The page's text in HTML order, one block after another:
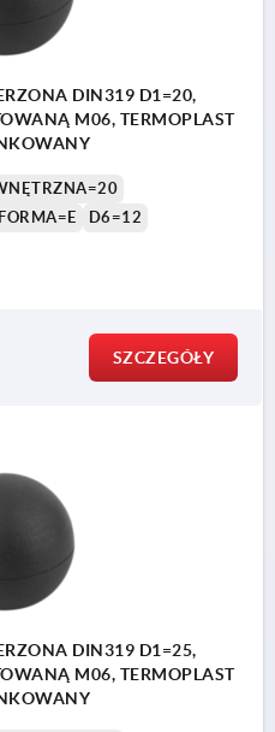
DIN319 D1=20,
M06, TERMOPLAST
FORMA=E
D6=12
SZCZEGÓŁY
DIN319 D1=25,
M06, TERMOPLAST